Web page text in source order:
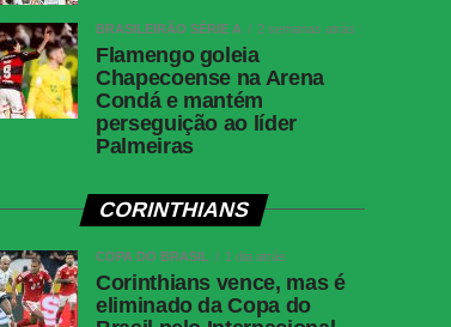
BRASILEIRÃO SÉRIE A 2 semanas atrás
Flamengo goleia
Chapecoense na Arena
Condá e mantém
perseguição ao líder
Palmeiras
CORINTHIANS
COPA DO BRASIL 1 dia atrás
Corinthians vence, mas é
eliminado da Copa do